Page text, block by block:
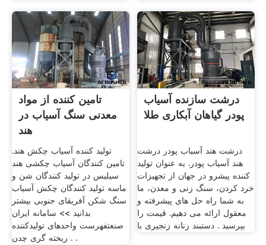
تامین کننده از مواد
معدنی سنگ آسیاب در
هند
تولید کننده آسیاب چکش هند.
تامین کنندگان آسیاب چکشی هند
سیلیس در تولید کنندگان شن و
ماسه تولید کنندگان چکش آسیاب
سنگ شکن آفریقای جنوبی بیشتر
بدانید >> سامانه ایران
صنعتفهرست واحدهای تولیدکننده
ریخته گری چدن . .
درشت سازنده آسیاب
پودر گیاهان آبکاری طلا
درشت هند آسیاب پودر درشت
هند آسیاب پودر. به عنوان تولید
کننده پیشرو در جهان از تجهیزات
خرد کردن، سنگ زنی و معدن، ما
به شما راه حل های پیشرفته و
معقول ارائه می دهیم. قیمت را
بپرسید . دستبند زنانه زنجیری با